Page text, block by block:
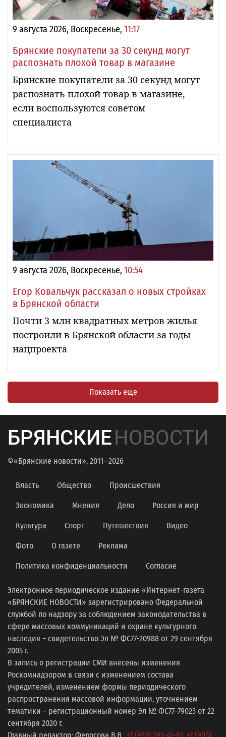
9 августа 2026, Воскресенье, 11:17
Брянские покупатели за 30 секунд могут
распознать плохой товар в магазине
Брянские покупатели за 30 секунд могут
распознать плохой товар в магазине,
если воспользуются советом
специалиста
9 августа 2026, Воскресенье, 10:54
Егор Ковальчук рассказал о новых стройках
в Брянской области
Почти 3 млн квадратных метров жилья
построили в Брянской области за годы
нацпроекта
Показать еще
БРЯНСКИЕНОВОСТИ
©«Брянские новости», 2011—2026
Власть Общество Происшествия
Экономика Мнения Дело Россия и мир
Культура Спорт Путешествия Видео
Фото О газете Реклама
Политика конфиденциальности Согласие
Электронное периодическое издание «Интернет-газета
«БРЯНСКИЕ НОВОСТИ» зарегистрировано Федеральной
службой по надзору за соблюдением законодательства в
сфере массовых коммуникаций и охране культурного
наследия − свидетельство Эл № ФС77-20988 от 29 сентября
2005 г.
В запись о регистрации СМИ внесены изменения
Роскомнадзором в связи с изменением состава
учредителей, изменением формы периодического
распространения массовой информации, уточнением
тематики − регистрационный номер Эл № ФС77−79023 от 22
сентября 2020 г.